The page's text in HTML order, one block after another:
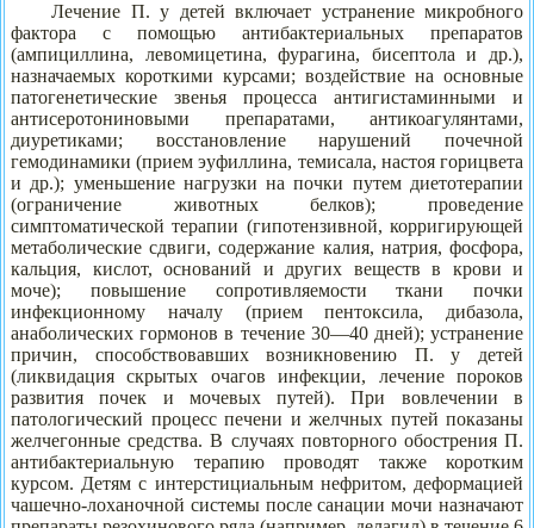
Лечение П. у детей включает устранение микробного
фактора с помощью антибактериальных препаратов
(ампициллина, левомицетина, фурагина, бисептола и др.),
назначаемых короткими курсами; воздействие на основные
патогенетические звенья процесса антигистаминными и
антисеротониновыми препаратами, антикоагулянтами,
диуретиками; восстановление нарушений почечной
гемодинамики (прием эуфиллина, темисала, настоя горицвета
и др.); уменьшение нагрузки на почки путем диетотерапии
(ограничение животных белков); проведение
симптоматической терапии (гипотензивной, корригирующей
метаболические сдвиги, содержание калия, натрия, фосфора,
кальция, кислот, оснований и других веществ в крови и
моче); повышение сопротивляемости ткани почки
инфекционному началу (прием пентоксила, дибазола,
анаболических гормонов в течение 30—40 дней); устранение
причин, способствовавших возникновению П. у детей
(ликвидация скрытых очагов инфекции, лечение пороков
развития почек и мочевых путей). При вовлечении в
патологический процесс печени и желчных путей показаны
желчегонные средства. В случаях повторного обострения П.
антибактериальную терапию проводят также коротким
курсом. Детям с интерстициальным нефритом, деформацией
чашечно-лоханочной системы после санации мочи назначают